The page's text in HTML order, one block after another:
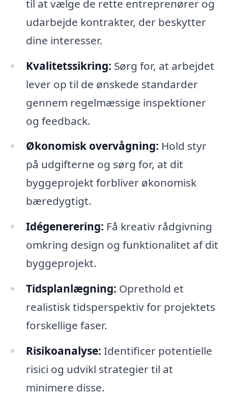
til at vælge de rette entreprenører og
udarbejde kontrakter, der beskytter
dine interesser.
Kvalitetssikring: Sørg for, at arbejdet
lever op til de ønskede standarder
gennem regelmæssige inspektioner
og feedback.
Økonomisk overvågning: Hold styr
på udgifterne og sørg for, at dit
byggeprojekt forbliver økonomisk
bæredygtigt.
Idégenerering: Få kreativ rådgivning
omkring design og funktionalitet af dit
byggeprojekt.
Tidsplanlægning: Oprethold et
realistisk tidsperspektiv for projektets
forskellige faser.
Risikoanalyse: Identificer potentielle
risici og udvikl strategier til at
minimere disse.